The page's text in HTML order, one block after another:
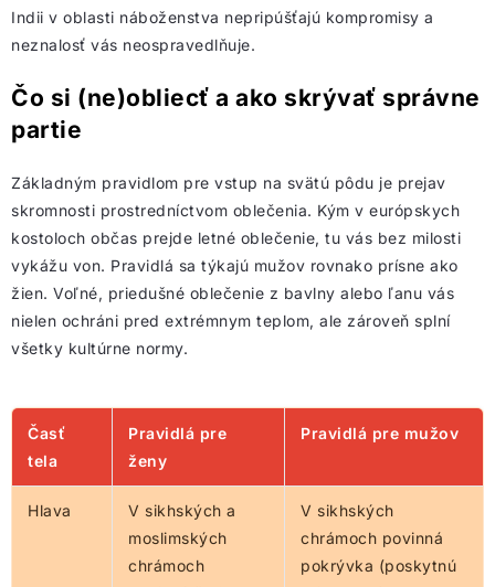
Indii v oblasti náboženstva nepripúšťajú kompromisy a
neznalosť vás neospravedlňuje.
Čo si (ne)obliecť a ako skrývať správne
partie
Základným pravidlom pre vstup na svätú pôdu je prejav
skromnosti prostredníctvom oblečenia. Kým v európskych
kostoloch občas prejde letné oblečenie, tu vás bez milosti
vykážu von. Pravidlá sa týkajú mužov rovnako prísne ako
žien. Voľné, priedušné oblečenie z bavlny alebo ľanu vás
nielen ochráni pred extrémnym teplom, ale zároveň splní
všetky kultúrne normy.
Časť
tela
Pravidlá pre
ženy
Pravidlá pre mužov
Hlava
V sikhských a
moslimských
chrámoch
V sikhských
chrámoch povinná
pokrývka (poskytnú